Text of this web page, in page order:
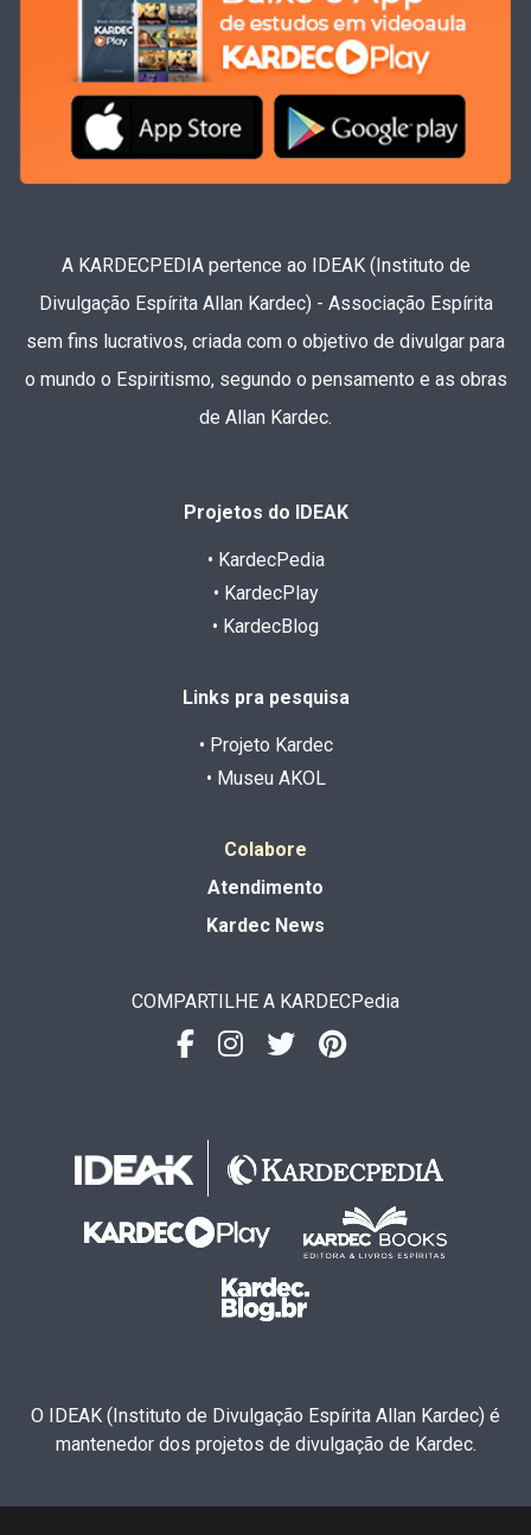
A KARDECPEDIA pertence ao IDEAK (Instituto de
Divulgação Espírita Allan Kardec) - Associação Espírita
sem fins lucrativos, criada com o objetivo de divulgar para
o mundo o Espiritismo, segundo o pensamento e as obras
de Allan Kardec.
Projetos do IDEAK
• KardecPedia
• KardecPlay
• KardecBlog
Links pra pesquisa
• Projeto Kardec
• Museu AKOL
Colabore
Atendimento
Kardec News
COMPARTILHE A KARDECPedia
O IDEAK (Instituto de Divulgação Espírita Allan Kardec) é
mantenedor dos projetos de divulgação de Kardec.